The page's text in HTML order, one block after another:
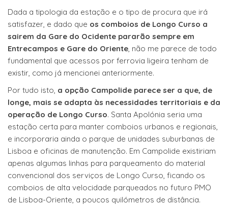
Dada a tipologia da estação e o tipo de procura que irá
satisfazer, e dado que os comboios de Longo Curso a
sairem da Gare do Ocidente pararão sempre em
Entrecampos e Gare do Oriente , não me parece de todo
fundamental que acessos por ferrovia ligeira tenham de
existir, como já mencionei anteriormente.
Por tudo isto, a opção Campolide parece ser a que, de
longe, mais se adapta às necessidades territoriais e da
operação de Longo Curso. Santa Apolónia seria uma
estação certa para manter comboios urbanos e regionais,
e incorporaria ainda o parque de unidades suburbanas de
Lisboa e oficinas de manutenção. Em Campolide existiriam
apenas algumas linhas para parqueamento do material
convencional dos serviços de Longo Curso, ficando os
comboios de alta velocidade parqueados no futuro PMO
de Lisboa-Oriente, a poucos quilómetros de distância.